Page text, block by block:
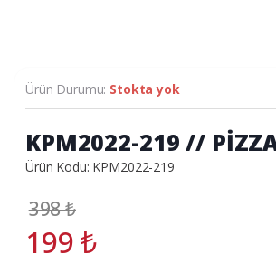
Ürün Durumu: Stokta yok
KPM2022-219 //
Ürün Kodu: KPM2022-219
398₺
199₺